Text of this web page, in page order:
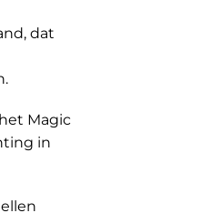
dat
Magic
in